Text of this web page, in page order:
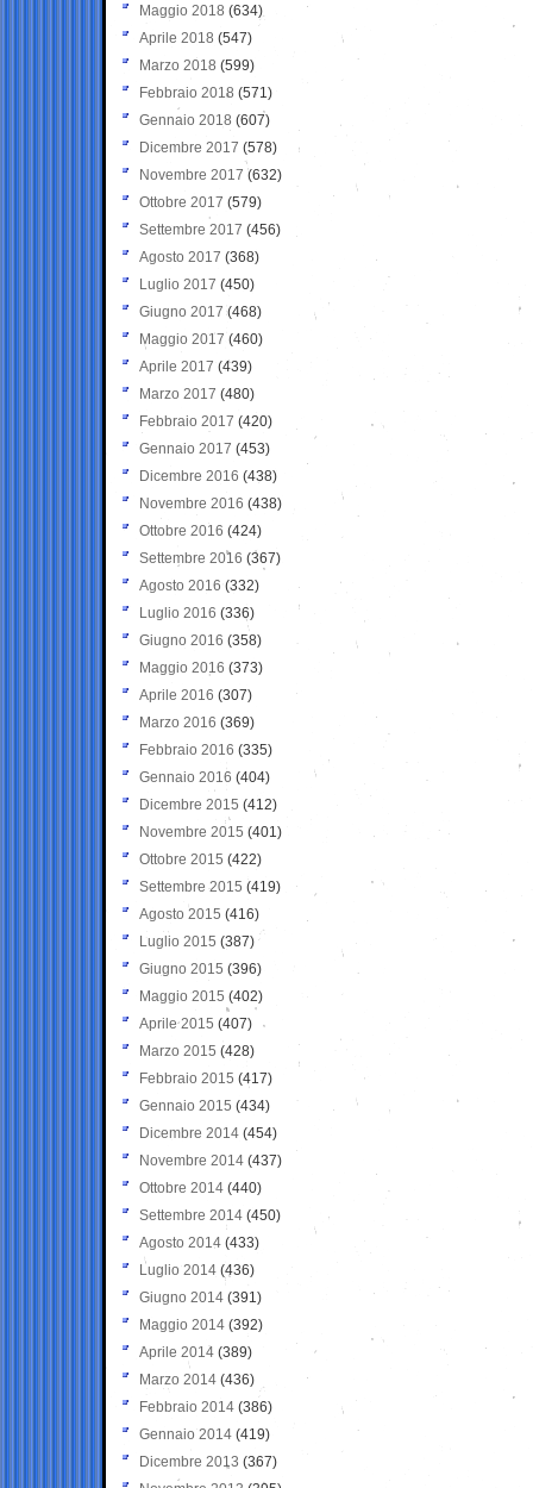
Maggio 2018 (634)
Aprile 2018 (547)
Marzo 2018 (599)
Febbraio 2018 (571)
Gennaio 2018 (607)
Dicembre 2017 (578)
Novembre 2017 (632)
Ottobre 2017 (579)
Settembre 2017 (456)
Agosto 2017 (368)
Luglio 2017 (450)
Giugno 2017 (468)
Maggio 2017 (460)
Aprile 2017 (439)
Marzo 2017 (480)
Febbraio 2017 (420)
Gennaio 2017 (453)
Dicembre 2016 (438)
Novembre 2016 (438)
Ottobre 2016 (424)
Settembre 2016 (367)
Agosto 2016 (332)
Luglio 2016 (336)
Giugno 2016 (358)
Maggio 2016 (373)
Aprile 2016 (307)
Marzo 2016 (369)
Febbraio 2016 (335)
Gennaio 2016 (404)
Dicembre 2015 (412)
Novembre 2015 (401)
Ottobre 2015 (422)
Settembre 2015 (419)
Agosto 2015 (416)
Luglio 2015 (387)
Giugno 2015 (396)
Maggio 2015 (402)
Aprile 2015 (407)
Marzo 2015 (428)
Febbraio 2015 (417)
Gennaio 2015 (434)
Dicembre 2014 (454)
Novembre 2014 (437)
Ottobre 2014 (440)
Settembre 2014 (450)
Agosto 2014 (433)
Luglio 2014 (436)
Giugno 2014 (391)
Maggio 2014 (392)
Aprile 2014 (389)
Marzo 2014 (436)
Febbraio 2014 (386)
Gennaio 2014 (419)
Dicembre 2013 (367)